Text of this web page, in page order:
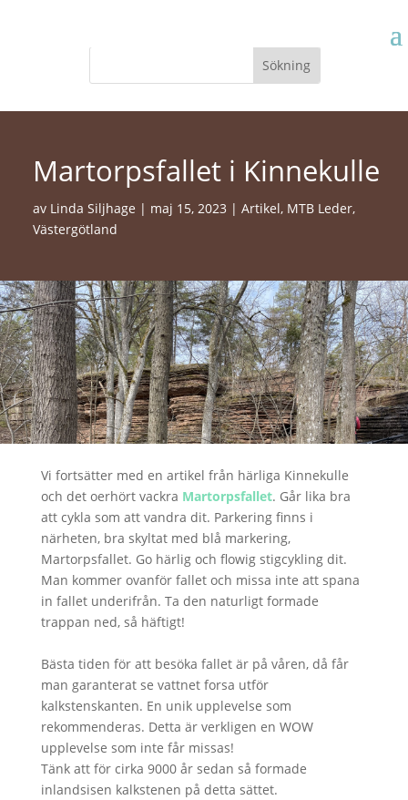
Martorpsfallet i Kinnekulle
av Linda Siljhage | maj 15, 2023 | Artikel, MTB Leder,
Västergötland
Vi fortsätter med en artikel från härliga Kinnekulle
och det oerhört vackra Martorpsfallet. Går lika bra
att cykla som att vandra dit. Parkering finns i
närheten, bra skyltat med blå markering,
Martorpsfallet. Go härlig och flowig stigcykling dit.
Man kommer ovanför fallet och missa inte att spana
in fallet underifrån. Ta den naturligt formade
trappan ned, så häftigt!
Bästa tiden för att besöka fallet är på våren, då får
man garanterat se vattnet forsa utför
kalkstenskanten. En unik upplevelse som
rekommenderas. Detta är verkligen en WOW
upplevelse som inte får missas!
Tänk att för cirka 9000 år sedan så formade
inlandsisen kalkstenen på detta sättet.